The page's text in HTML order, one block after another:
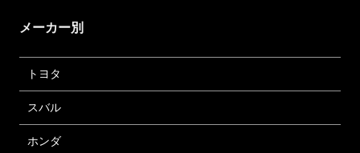
メーカー別
トヨタ
スバル
ホンダ